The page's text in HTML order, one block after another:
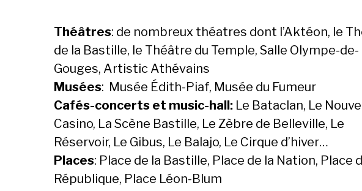
Théâtres: de nombreux théatres dont l’Aktéon, le
de la Bastille, le Théâtre du Temple, Salle Olympe-de-
Gouges, Artistic Athévains
Musées: Musée Édith-Piaf, Musée du Fumeur
Cafés-concerts et music-hall: Le Bataclan, Le
Casino, La Scène Bastille, Le Zèbre de Belleville, Le
Réservoir, Le Gibus, Le Balajo, Le Cirque d’hiver…
Places: Place de la Bastille, Place de la Nation, Place
République, Place Léon-Blum